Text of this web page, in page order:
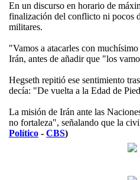
En un discurso en horario de
finalización del conflicto ni pocos
militares.
"Vamos a atacarles con
Irán, antes de añadir que "los
Hegseth repitió ese sentimiento
decía: "De vuelta a la Edad de
La misión de Irán ante las
no fortaleza", señalando que la
Político - CBS)